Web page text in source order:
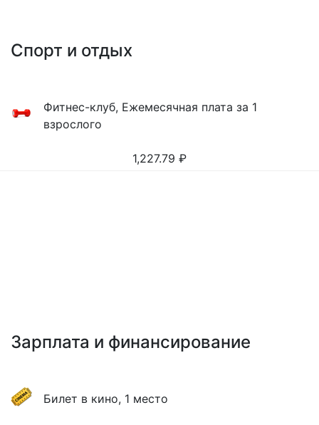
Спорт и отдых
Фитнес-клуб, Ежемесячная плата за 1
взрослого
1,227.79 ₽
Зарплата и финансирование
Билет в кино, 1 место